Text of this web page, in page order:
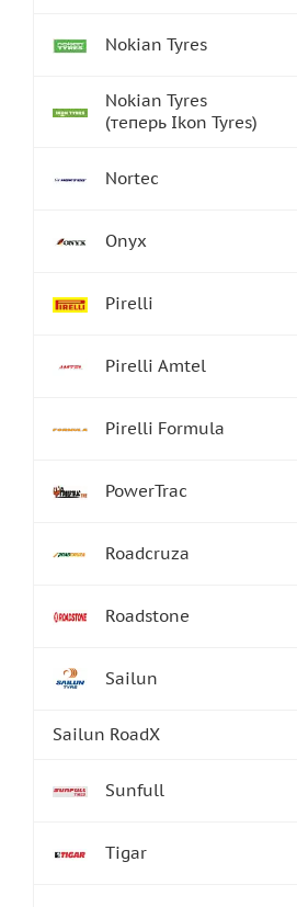
Nokian Tyres
Nokian Tyres
(теперь Ikon Tyres)
Nortec
Onyx
Pirelli
Pirelli Amtel
Pirelli Formula
PowerTrac
Roadcruza
Roadstone
Sailun
Sailun RoadX
Sunfull
Tigar